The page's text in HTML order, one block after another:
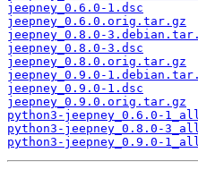
jeepney_0.6.0-1.dsc
jeepney_0.6.0.orig.tar.gz
jeepney_0.8.0-
jeepney_0.8.0-3.dsc
jeepney_0.8.0.orig.tar.gz
jeepney_0.9.0-
jeepney_0.9.0-1.dsc
jeepney_0.9.0.orig.tar.gz
python3-jeepney_0.6.0-
python3-jeepney_0.8.0-
python3-jeepney_0.9.0-